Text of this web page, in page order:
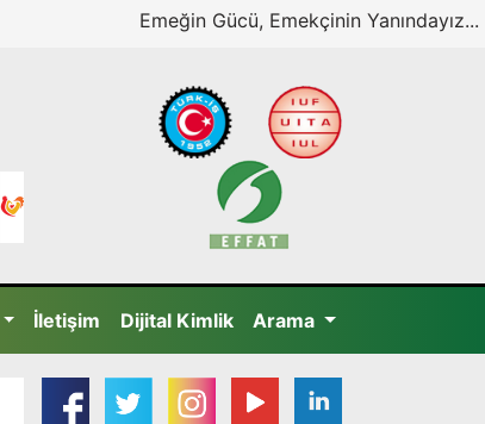
Emeğin Gücü, Emekçinin Yanındayız...
İletişim Dijital Kimlik Arama